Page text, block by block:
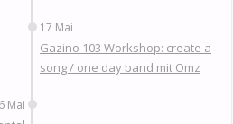
17 Mai
Gazino 103 Workshop: create a
song / one day band mit Omz
Mai